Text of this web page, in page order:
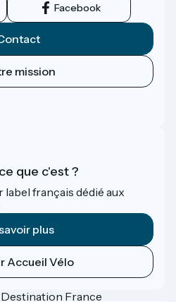
Facebook
mission
que c'est ?
label français dédié aux
plus
Accueil Vélo
Destination France